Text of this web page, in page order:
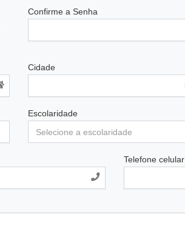
Confirme a Senha
Cidade
Escolaridade
Selecione a escolaridade
Telefone celular